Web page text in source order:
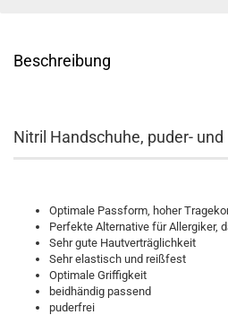
Beschreibung
Nitril Handschuhe, puder-
Optimale Passform, hoher
Perfekte Alternative für Allergiker,
Sehr gute Hautverträglichkeit
Sehr elastisch und reißfest
Optimale Griffigkeit
beidhändig passend
puderfrei